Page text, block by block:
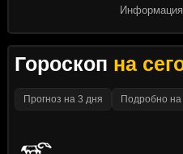
Гороскоп на
Прогноз на 3 дня Подробно на